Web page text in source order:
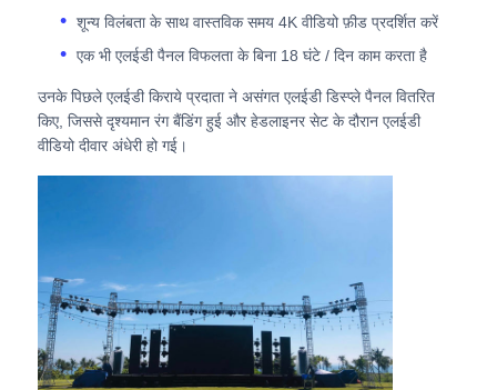
एलईडी वीडियो दीवार प्रदर्शन
एलईडी प्रदर्शन स्क्रीन
कोब एलईडी वीडियो दीवार
पारदर्शी एलईडी प्रदर्शन
शून्य विलंबता के साथ वास्तविक समय 4K वीडियो फ़ीड प्रदर्शित करें
एक भी एलईडी पैनल विफलता के बिना 18 घंटे / दिन काम करता है
उनके पिछले एलईडी किराये प्रदाता ने असंगत एलईडी डिस्प्ले पैनल वितरित
किए, जिससे दृश्यमान रंग बैंडिंग हुई और हेडलाइनर सेट के दौरान एलईडी
वीडियो दीवार अंधेरी हो गई।